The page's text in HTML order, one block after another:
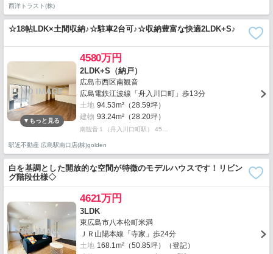
西洋トラスト(株)
☆18帖LDK×土間収納♪☆駐車2台可♪☆収納豊富な快適2LDK+S♪
4580万円
2LDK+S（納戸）
広島市西区南観音
広島電鉄江波線「舟入川口町」歩13分
土地 94.53m²（28.59坪）
建物 93.24m²（28.20坪）
南観音１（舟入川口町駅） 45…
駅近不動産 広島駅南口店(株)golden
白を基調とした開放的な空間が特徴のモデルハウスです！リビン
グ階段仕様◇
4621万円
3LDK
東広島市八本松町米満
ＪＲ山陽本線「寺家」歩24分
土地 168.1m²（50.85坪）（登記）